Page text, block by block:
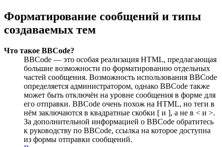
Форматирование сообщений и типы
создаваемых тем
Что такое BBCode?
BBCode — это особая реализация HTML, предлагающая
большие возможности по форматированию отдельных
частей сообщения. Возможность использования BBCode
определяется администратором, однако BBCode также
может быть отключён на уровне сообщения в форме для
его отправки. BBCode очень похож на HTML, но теги в
нём заключаются в квадратные скобки [ и ], а не в < и >.
За дополнительной информацией о BBCode обратитесь
к руководству по BBCode, ссылка на которое доступна
из формы отправки сообщений.